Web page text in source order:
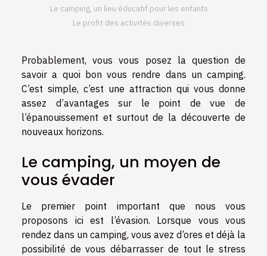
Le camping, un lieu éducatif pour les enfants
Le profit des activités diverses
Probablement, vous vous posez la question de
savoir a quoi bon vous rendre dans un camping.
C’est simple, c’est une attraction qui vous donne
assez d’avantages sur le point de vue de
l’épanouissement et surtout de la découverte de
nouveaux horizons.
Le camping, un moyen de
vous évader
Le premier point important que nous vous
proposons ici est l’évasion. Lorsque vous vous
rendez dans un camping, vous avez d’ores et déjà la
possibilité de vous débarrasser de tout le stress